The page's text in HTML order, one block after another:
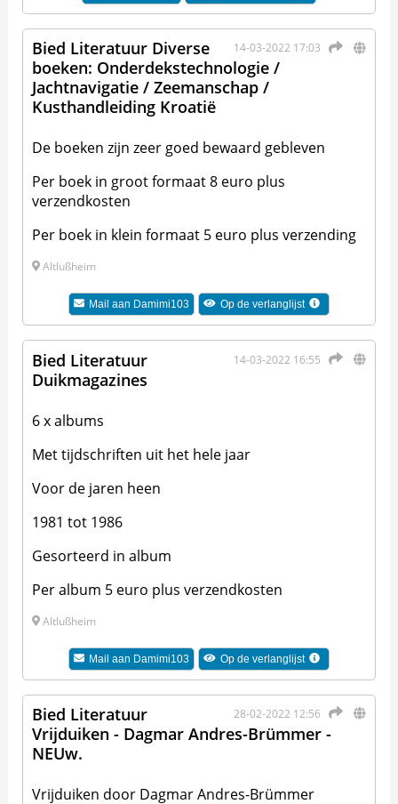
14-03-2022 17:03
Bied Literatuur Diverse
boeken: Onderdekstechnologie /
Jachtnavigatie / Zeemanschap /
Kusthandleiding Kroatië
De boeken zijn zeer goed bewaard gebleven
Per boek in groot formaat 8 euro plus
verzendkosten
Per boek in klein formaat 5 euro plus verzending
Altlußheim
Mail aan Damimi103 Op de verlanglijst
14-03-2022 16:55
Bied Literatuur
Duikmagazines
6 x albums
Met tijdschriften uit het hele jaar
Voor de jaren heen
1981 tot 1986
Gesorteerd in album
Per album 5 euro plus verzendkosten
Altlußheim
Mail aan Damimi103 Op de verlanglijst
28-02-2022 12:56
Bied Literatuur
Vrijduiken - Dagmar Andres-Brümmer -
NEUw.
Vrijduiken door Dagmar Andres-Brümmer